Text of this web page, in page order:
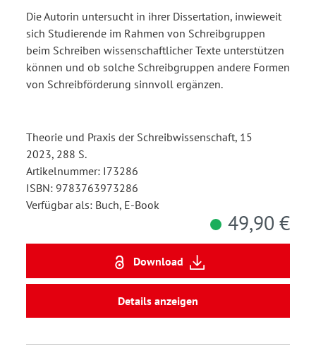
Die Autorin untersucht in ihrer Dissertation, inwieweit
sich Studierende im Rahmen von Schreibgruppen
beim Schreiben wissenschaftlicher Texte unterstützen
können und ob solche Schreibgruppen andere Formen
von Schreibförderung sinnvoll ergänzen.
Theorie und Praxis der Schreibwissenschaft, 15
2023, 288 S.
Artikelnummer: I73286
ISBN: 9783763973286
Verfügbar als: Buch, E-Book
49,90 €
Download
Details anzeigen